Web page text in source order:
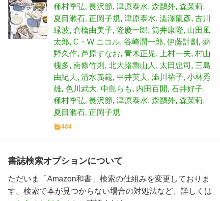
種村季弘 長沢節 津原泰水 森鷗外 森茉莉
夏目漱石 正岡子規 津原泰水 澁澤龍彥 古川
緑波 倉橋由美子 隆慶一郎 筒井康隆 山田風
太郎 C・W ニコル 谷崎潤一郎 伊藤計劃
夢
野久作 芦原すなお 青木正児 上村一夫 村山
槐多 南條竹則 北大路魯山人 太田忠司
三島
由紀夫 清水義範 中井英夫 澁川祐子 小林秀
雄 色川武大 中島らも 内田百閒 石井好子
種村季弘 長沢節 津原泰水 森鷗外 森茉莉
夏目漱石 正岡子規
484
書誌検索オプションについて
ただいま「Amazon和書」検索の仕組みを変更しておりま
す。検索で本が見つからない場合の対処法など、詳しくは